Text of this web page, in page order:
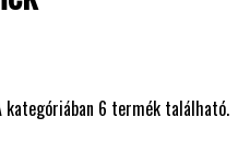
kategóriában 6 termék található.